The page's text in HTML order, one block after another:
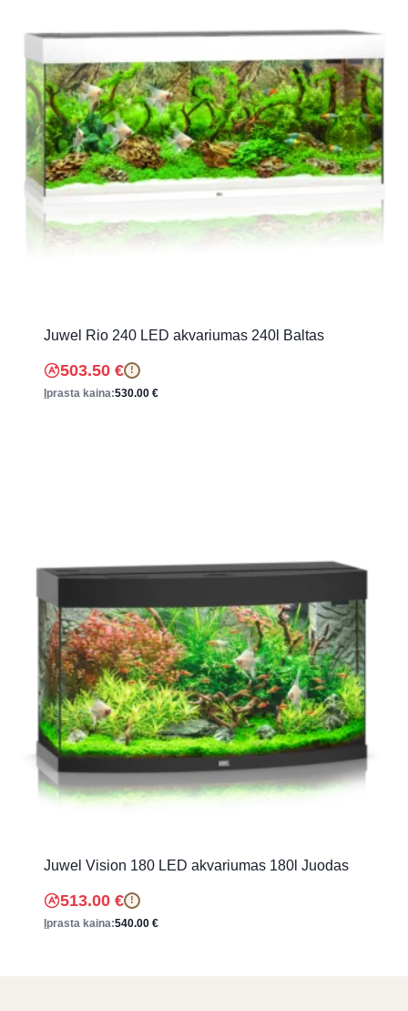
Juwel Rio 240 LED akvariumas 240l Baltas
503.50 € !
Įprasta kaina:530.00 €
Juwel Vision 180 LED akvariumas 180l Juodas
513.00 € !
Įprasta kaina:540.00 €